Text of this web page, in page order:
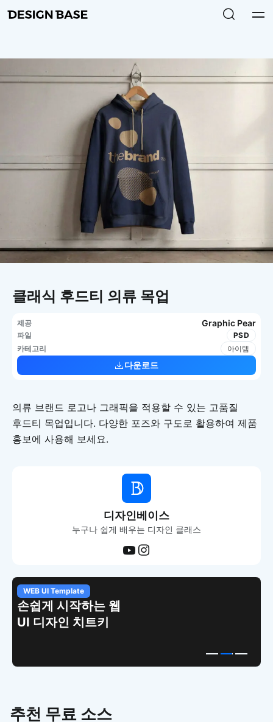
클래식 후드티 의류 목업
제공 Graphic Pear
파일
PSD
카테고리
아이템
다운로드
의류 브랜드 로고나 그래픽을 적용할 수 있는 고품질
후드티 목업입니다. 다양한 포즈와 구도로 활용하여 제품
홍보에 사용해 보세요.
디자인베이스
누구나 쉽게 배우는 디자인 클래스
추천 무료 소스